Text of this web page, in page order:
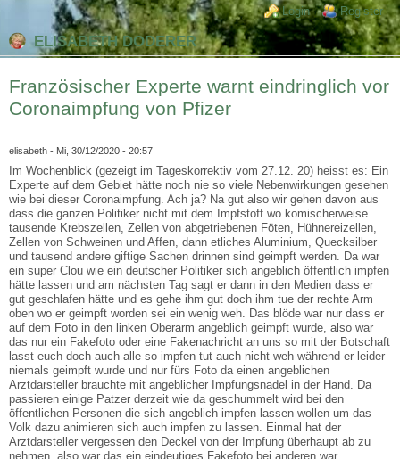
Login links
Login Register
ELISABETH DODERER
Französischer Experte warnt eindringlich vor
Coronaimpfung von Pfizer
elisabeth - Mi, 30/12/2020 - 20:57
Im Wochenblick (gezeigt im Tageskorrektiv vom 27.12. 20) heisst es: Ein
Experte auf dem Gebiet hätte noch nie so viele Nebenwirkungen gesehen
wie bei dieser Coronaimpfung. Ach ja? Na gut also wir gehen davon aus
dass die ganzen Politiker nicht mit dem Impfstoff wo komischerweise
tausende Krebszellen, Zellen von abgetriebenen Föten, Hühnereizellen,
Zellen von Schweinen und Affen, dann etliches Aluminium, Quecksilber
und tausend andere giftige Sachen drinnen sind geimpft werden. Da war
ein super Clou wie ein deutscher Politiker sich angeblich öffentlich impfen
hätte lassen und am nächsten Tag sagt er dann in den Medien dass er
gut geschlafen hätte und es gehe ihm gut doch ihm tue der rechte Arm
oben wo er geimpft worden sei ein wenig weh. Das blöde war nur dass er
auf dem Foto in den linken Oberarm angeblich geimpft wurde, also war
das nur ein Fakefoto oder eine Fakenachricht an uns so mit der Botschaft
lasst euch doch auch alle so impfen tut auch nicht weh während er leider
niemals geimpft wurde und nur fürs Foto da einen angeblichen
Arztdarsteller brauchte mit angeblicher Impfungsnadel in der Hand. Da
passieren einige Patzer derzeit wie da geschummelt wird bei den
öffentlichen Personen die sich angeblich impfen lassen wollen um das
Volk dazu animieren sich auch impfen zu lassen. Einmal hat der
Arztdarsteller vergessen den Deckel von der Impfung überhaupt ab zu
nehmen, also war das ein eindeutiges Fakefoto bei anderen war